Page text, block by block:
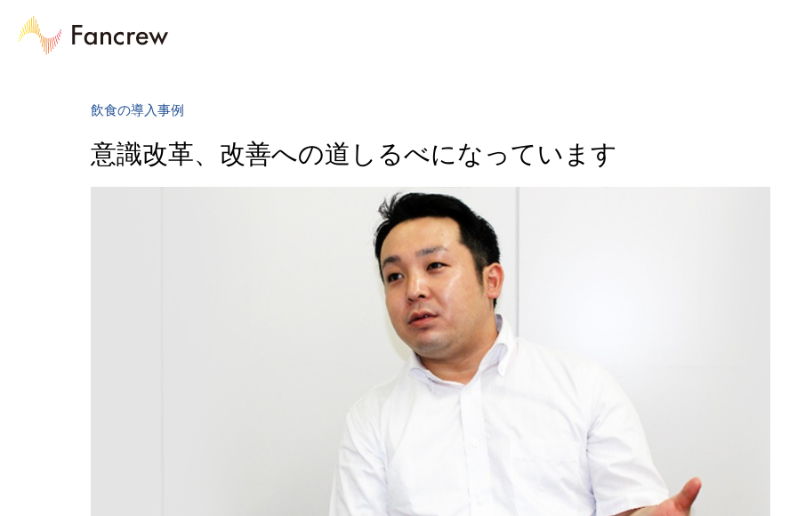
飲食の導入事例
意識改革、改善への道しるべになっています